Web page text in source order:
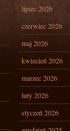
lipiec 2026
czerwiec 2026
maj 2026
kwiecień 2026
marzec 2026
luty 2026
styczeń 2026